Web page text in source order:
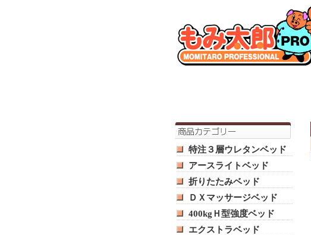
特注３層ウレタンベッド
アースライトベッド
折りたたみベッド
ＤＸマッサージベッド
400kgＨ型強度ベッド
エクストラベッド